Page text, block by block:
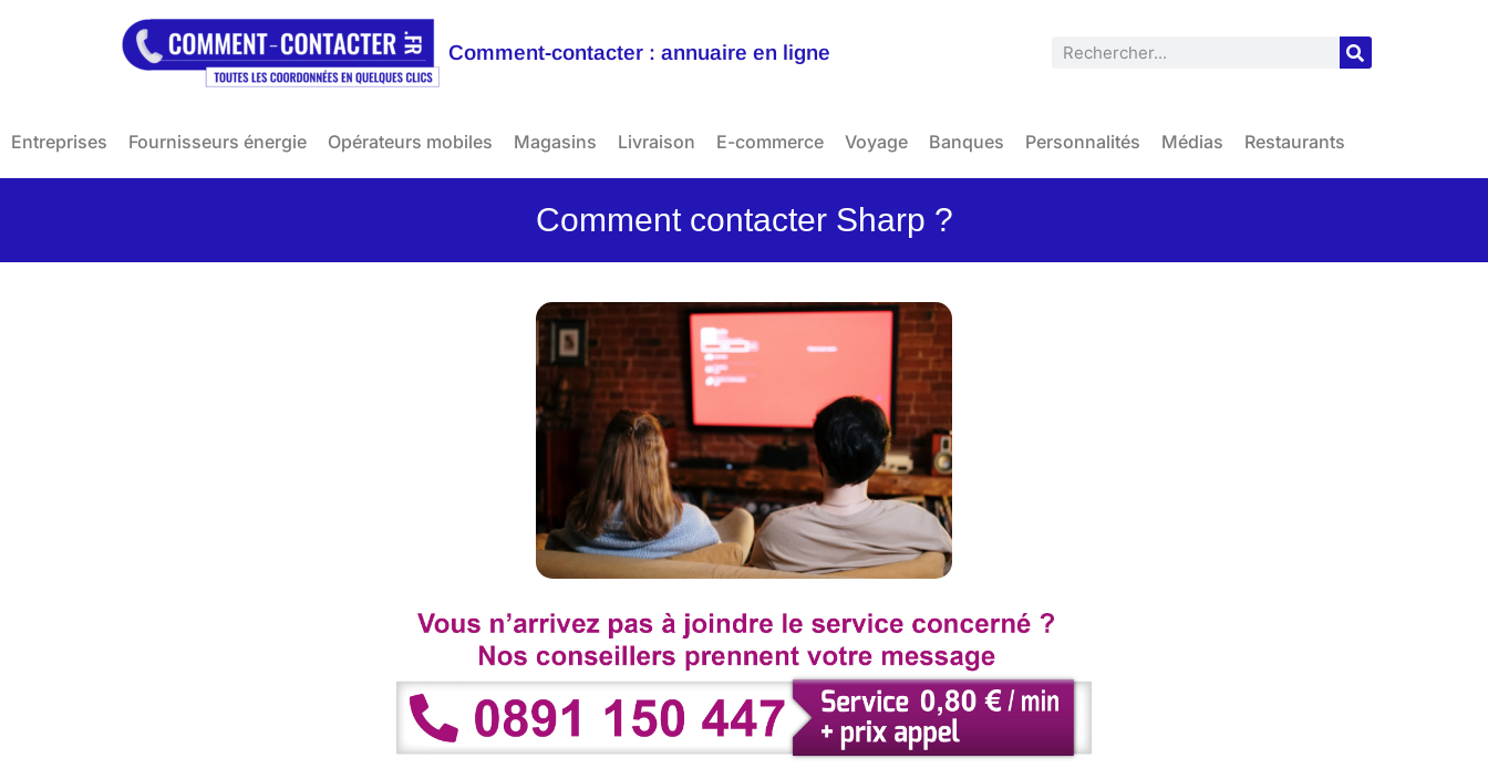
Comment-contacter : annuaire en ligne
Entreprises Fournisseurs énergie Opérateurs mobiles Magasins Livraison E-commerce Voyage Banques Personnalités Médias Restaurants
Comment contacter Sharp ?